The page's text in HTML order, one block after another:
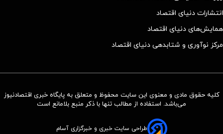
انتشارات دنیای اقتصاد
همایش‌های دنیای اقتصاد
مرکز نوآوری و شتابدهی دنیای اقتصاد
کلیه حقوق مادی و معنوی این سایت محفوظ و متعلق به پایگاه خبری اقتصادنیوز
می‌باشد. استفاده از مطالب تنها با ذکر منبع بلامانع است
طراحی سایت خبری و خبرگزاری آسام